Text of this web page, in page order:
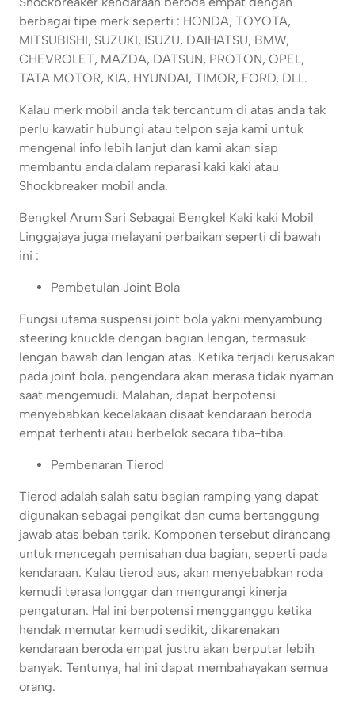
berbagai tipe merk seperti : HONDA, TOYOTA,
MITSUBISHI, SUZUKI, ISUZU, DAIHATSU, BMW,
CHEVROLET, MAZDA, DATSUN, PROTON, OPEL,
TATA MOTOR, KIA, HYUNDAI, TIMOR, FORD, DLL.
Kalau merk mobil anda tak tercantum di atas anda tak
perlu kawatir hubungi atau telpon saja kami untuk
mengenal info lebih lanjut dan kami akan siap
membantu anda dalam reparasi kaki kaki atau
Shockbreaker mobil anda.
Bengkel Arum Sari Sebagai Bengkel Kaki kaki Mobil
Linggajaya juga melayani perbaikan seperti di bawah
ini :
Pembetulan Joint Bola
Fungsi utama suspensi joint bola yakni menyambung
steering knuckle dengan bagian lengan, termasuk
lengan bawah dan lengan atas. Ketika terjadi kerusakan
pada joint bola, pengendara akan merasa tidak nyaman
saat mengemudi. Malahan, dapat berpotensi
menyebabkan kecelakaan disaat kendaraan beroda
empat terhenti atau berbelok secara tiba-tiba.
Pembenaran Tierod
Tierod adalah salah satu bagian ramping yang dapat
digunakan sebagai pengikat dan cuma bertanggung
jawab atas beban tarik. Komponen tersebut dirancang
untuk mencegah pemisahan dua bagian, seperti pada
kendaraan. Kalau tierod aus, akan menyebabkan roda
kemudi terasa longgar dan mengurangi kinerja
pengaturan. Hal ini berpotensi mengganggu ketika
hendak memutar kemudi sedikit, dikarenakan
kendaraan beroda empat justru akan berputar lebih
banyak. Tentunya, hal ini dapat membahayakan semua
orang.